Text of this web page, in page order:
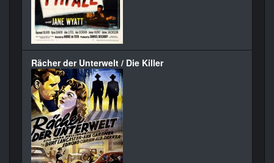
Rächer der Unterwelt / Die Killer